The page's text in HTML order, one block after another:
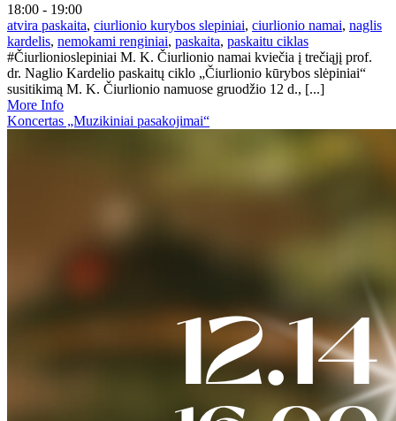
18:00 - 19:00
atvira paskaita, ciurlionio kurybos slepiniai, ciurlionio namai, naglis
kardelis, nemokami renginiai, paskaita, paskaitu ciklas
#Čiurlionioslepiniai M. K. Čiurlionio namai kviečia į trečiąjį prof.
dr. Naglio Kardelio paskaitų ciklo „Čiurlionio kūrybos slėpiniai“
susitikimą M. K. Čiurlionio namuose gruodžio 12 d., [...]
More Info
Koncertas „Muzikiniai pasakojimai“